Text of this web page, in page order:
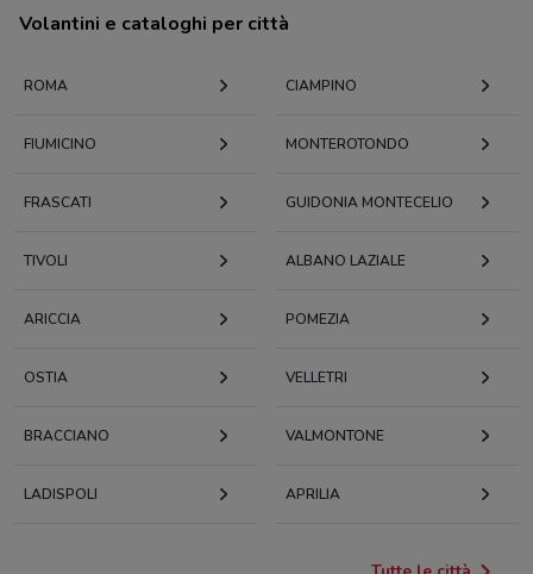
Volantini e cataloghi per città
ROMA CIAMPINO
FIUMICINO MONTEROTONDO
FRASCATI GUIDONIA MONTECELIO
TIVOLI ALBANO LAZIALE
ARICCIA POMEZIA
OSTIA VELLETRI
BRACCIANO VALMONTONE
LADISPOLI APRILIA